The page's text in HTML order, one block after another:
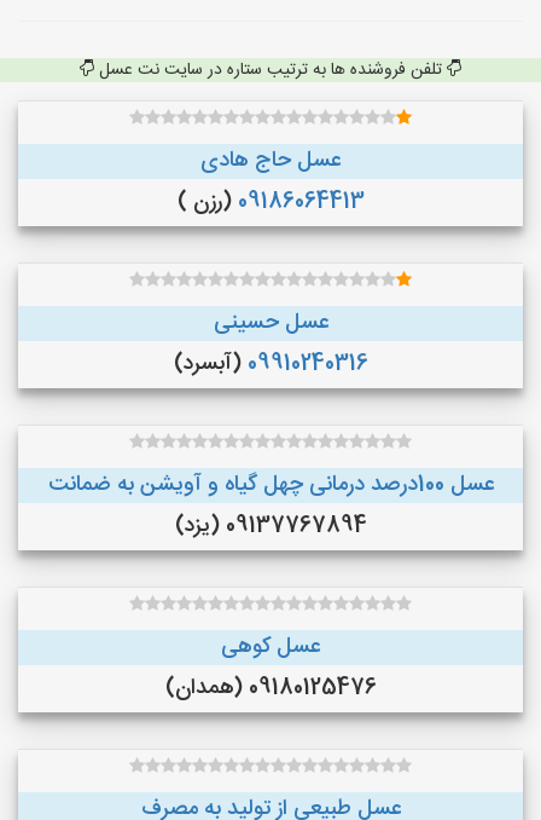
تلفن فروشنده ها به ترتیب ستاره در سایت نت عسل
عسل حاج هادی
09186064413 (رزن )
عسل حسینی
09910240316 (آبسرد)
عسل 100درصد درمانی چهل گیاه و آویشن به ضمانت
09137767894 (یزد)
عسل کوهی
09180125476 (همدان)
عسل طبیعی از تولید به مصرف